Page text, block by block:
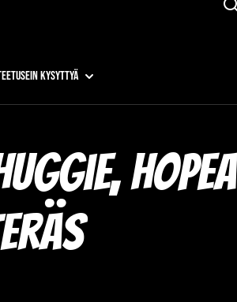
Usein kysyttyä
hopea